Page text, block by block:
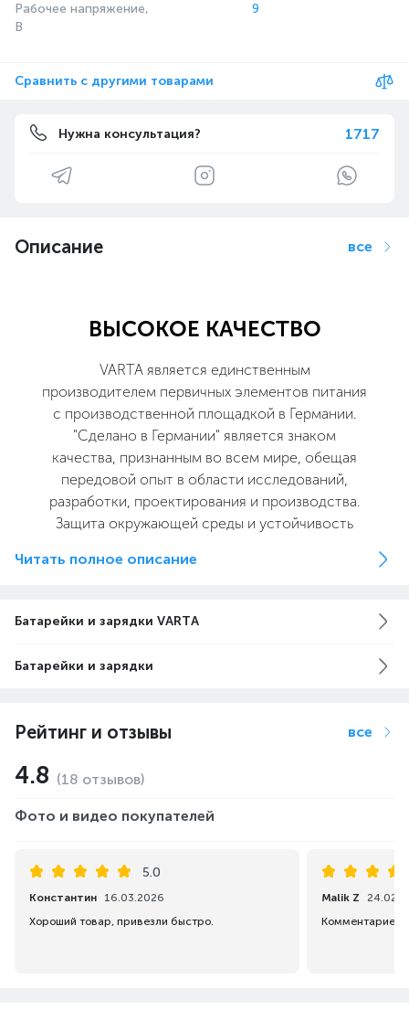
Рабочее напряжение,
В
9
Сравнить с другими товарами
Нужна консультация? 1717
Описание все
ВЫСОКОЕ КАЧЕСТВО
VARTA является единственным
производителем первичных элементов питания
с производственной площадкой в Германии.
"Сделано в Германии" является знаком
качества, признанным во всем мире, обещая
передовой опыт в области исследований,
разработки, проектирования и производства.
Защита окружающей среды и устойчивость
корпоративной культуры.
УЛУЧШЕННАЯ
ПРОИЗВОДИТЕЛЬНОСТЬ ДЛЯ
БОЛЬШЕЙ МОЩНОСТИ
Читать полное описание
Батарейки и зарядки VARTA
Батарейки и зарядки
Рейтинг и отзывы все
4.8 (18 отзывов)
Фото и видео покупателей
5.0
Константин
16.03.2026
Хороший товар, привезли быстро.
Malik Z
Комментариев